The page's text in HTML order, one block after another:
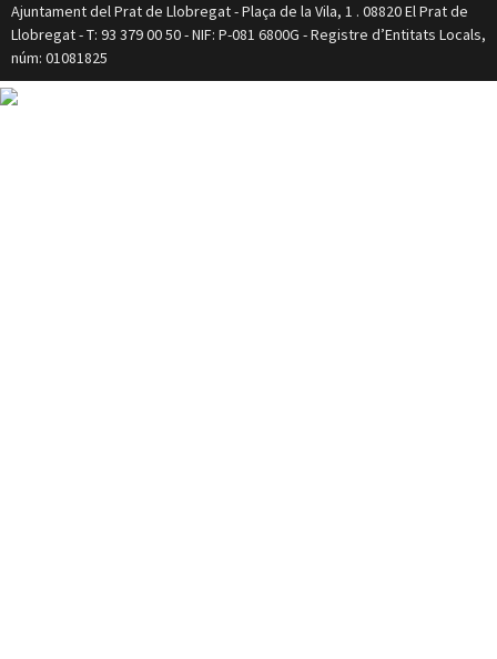
Ajuntament del Prat de Llobregat - Plaça de la Vila, 1 . 08820 El Prat de
Llobregat - T: 93 379 00 50 - NIF: P-081 6800G - Registre d’Entitats Locals,
núm: 01081825